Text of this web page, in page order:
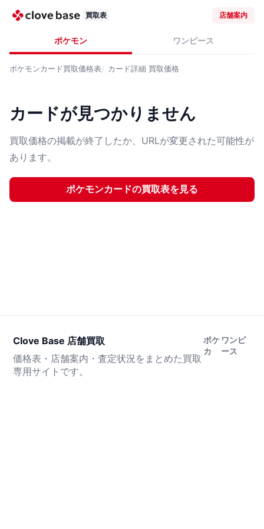
買取表 店舗案内
ポケモン ワンピース
ポケモンカード買取価格表 カード詳細 買取価格
カードが見つかりません
買取価格の掲載が終了したか、URLが変更された可能性が
あります。
ポケモンカードの買取表を見る
Clove Base 店舗買取
価格表・店舗案内・査定状況をまとめた買取
専用サイトです。
ポケ
カ
ワンピ
ース